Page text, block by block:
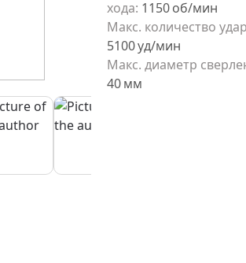
хода: 1150об/мин
Макс. количество
5100уд/мин
Макс. диаметр
40мм